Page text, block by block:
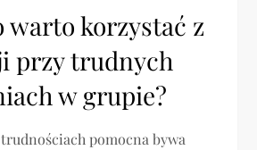
warto korzystać z
przy trudnych
w grupie?
pomocna bywa